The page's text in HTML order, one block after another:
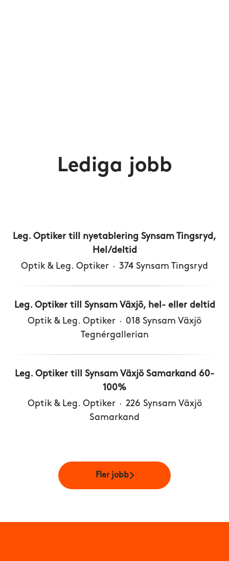
Lediga jobb
Leg. Optiker till nyetablering Synsam Tingsryd,
Hel/deltid
Optik & Leg. Optiker · 374 Synsam Tingsryd
Leg. Optiker till Synsam Växjö, hel- eller deltid
Optik & Leg. Optiker · 018 Synsam Växjö
Tegnérgallerian
Leg. Optiker till Synsam Växjö Samarkand 60-
100%
Optik & Leg. Optiker · 226 Synsam Växjö
Samarkand
Fler jobb